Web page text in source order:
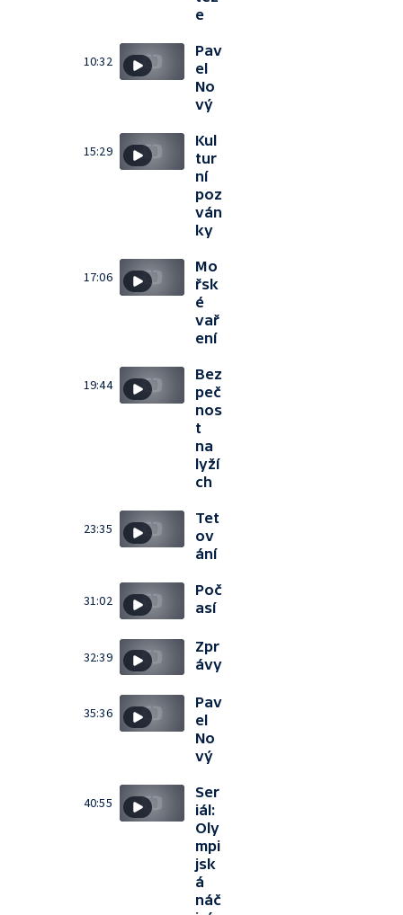
e
10:32
Pav
el
No
vý
15:29
Kul
tur
ní
poz
ván
ky
17:06
Mo
řsk
é
vař
ení
19:44
Bez
peč
nos
t
na
lyží
ch
23:35
Tet
ov
ání
31:02
Poč
así
32:39
Zpr
ávy
35:36
Pav
el
No
vý
40:55
Ser
iál:
Oly
mpi
jsk
á
náč